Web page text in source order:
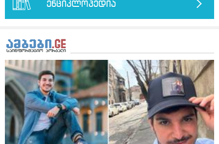
ენციკლოპედია